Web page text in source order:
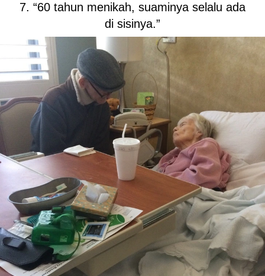
7. “60 tahun menikah, suaminya selalu ada
di sisinya.”